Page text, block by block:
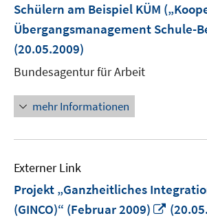
Schülern am Beispiel KÜM
Übergangsmanagement Schule-
(20.05.2009)
Bundesagentur für Arbeit
mehr Informationen
Externer Link
Projekt „Ganzheitliches
(GINCO)“ (Februar 2009)
In